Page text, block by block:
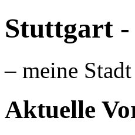
Stuttgart -
– meine Stadt
Aktuelle